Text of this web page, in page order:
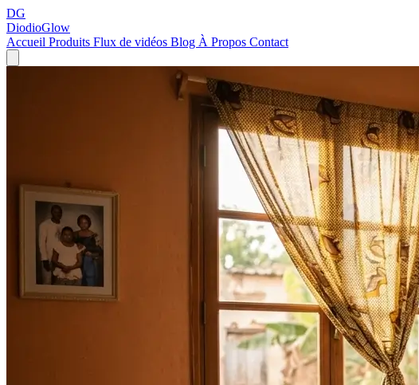
DG
DiodioGlow
Accueil Produits Flux de vidéos Blog À Propos Contact